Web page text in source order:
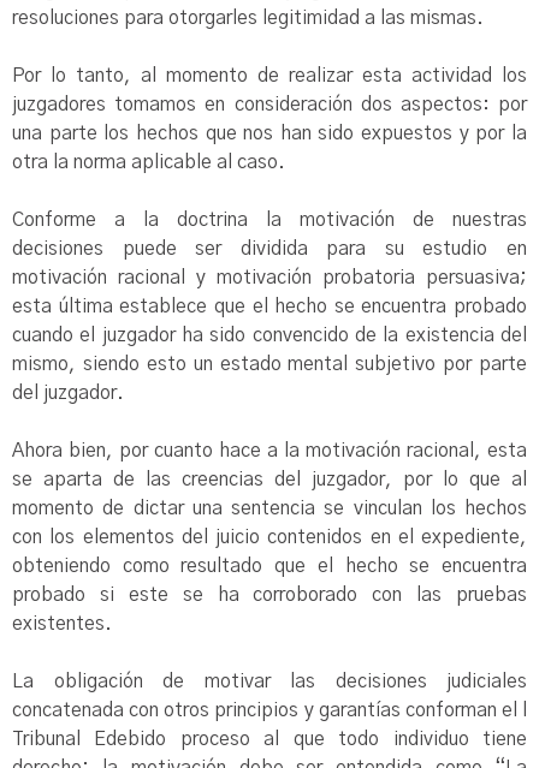
resoluciones para otorgarles legitimidad a las mismas.
Por lo tanto, al momento de realizar esta actividad los
juzgadores tomamos en consideración dos aspectos: por
una parte los hechos que nos han sido expuestos y por la
otra la norma aplicable al caso.
Conforme a la doctrina la motivación de nuestras
decisiones puede ser dividida para su estudio en
motivación racional y motivación probatoria persuasiva;
esta última establece que el hecho se encuentra probado
cuando el juzgador ha sido convencido de la existencia del
mismo, siendo esto un estado mental subjetivo por parte
del juzgador.
Ahora bien, por cuanto hace a la motivación racional, esta
se aparta de las creencias del juzgador, por lo que al
momento de dictar una sentencia se vinculan los hechos
con los elementos del juicio contenidos en el expediente,
obteniendo como resultado que el hecho se encuentra
probado si este se ha corroborado con las pruebas
existentes.
La obligación de motivar las decisiones judiciales
concatenada con otros principios y garantías conforman el l
Tribunal Edebido proceso al que todo individuo tiene